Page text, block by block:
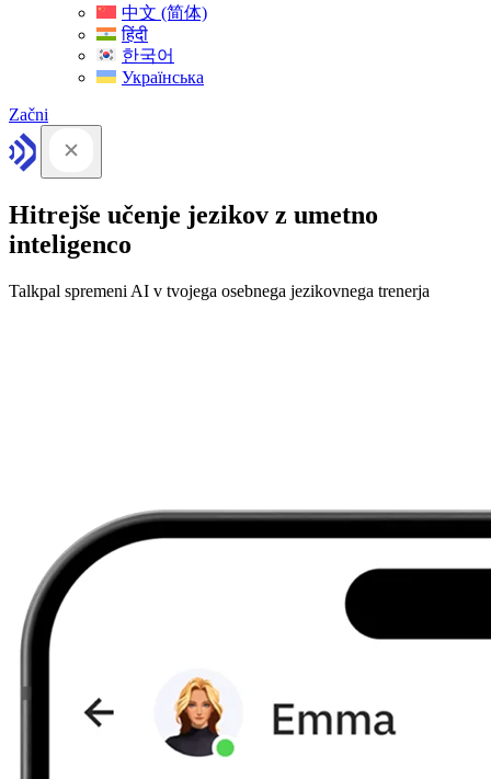
中文 (简体)
हिंदी
한국어
Українська
Začni
Hitrejše učenje jezikov z umetno
inteligenco
Talkpal spremeni AI v tvojega osebnega jezikovnega trenerja